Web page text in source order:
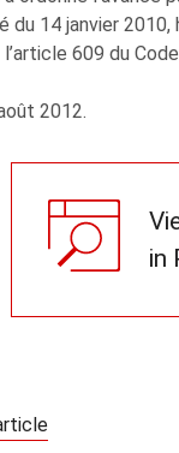
du 14 janvier
609 du
2012.
in